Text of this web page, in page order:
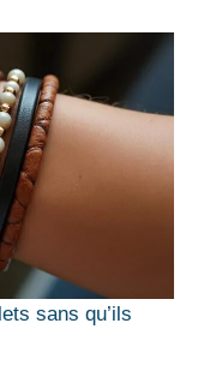
sans qu’ils